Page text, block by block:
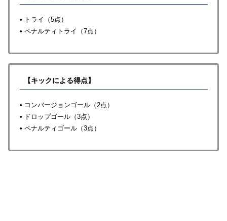
• トライ（5点）
• ペナルティトライ（7点）
【キックによる得点】
• コンバージョンゴール（2点）
• ドロップゴール（3点）
• ペナルティゴール（3点）